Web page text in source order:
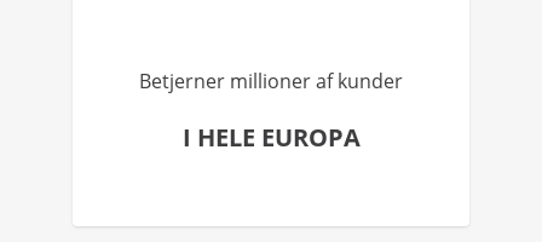
Betjerner millioner af kunder
I HELE EUROPA